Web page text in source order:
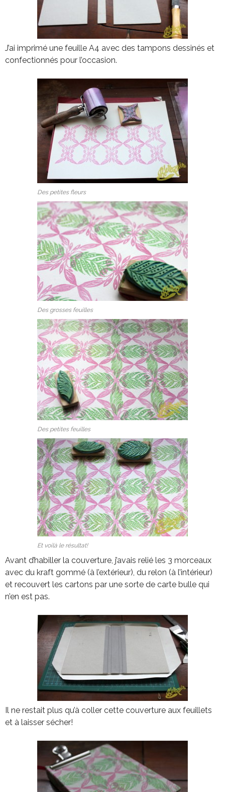
J’ai imprimé une feuille A4 avec des tampons dessinés et
confectionnés pour l’occasion.
Des petites fleurs
Des grosses feuilles
Des petites feuilles
Et voilà le résultat!
Avant d’habiller la couverture, j’avais relié les 3 morceaux
avec du kraft gommé (à l’extérieur), du relon (à l’intérieur)
et recouvert les cartons par une sorte de carte bulle qui
n’en est pas.
Il ne restait plus qu’à coller cette couverture aux feuillets
et à laisser sécher!